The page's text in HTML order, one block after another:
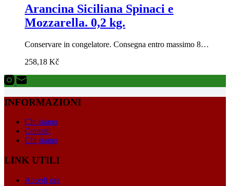
Arancina Siciliana Spinaci e
Mozzarella. 0,2 kg.
Conservare in congelatore. Consegna entro massimo 8…
258,18 Kč
INFORMAZIONI
Chi siamo
Contatti
Chi siamo
LINK UTILI
Accedi ora